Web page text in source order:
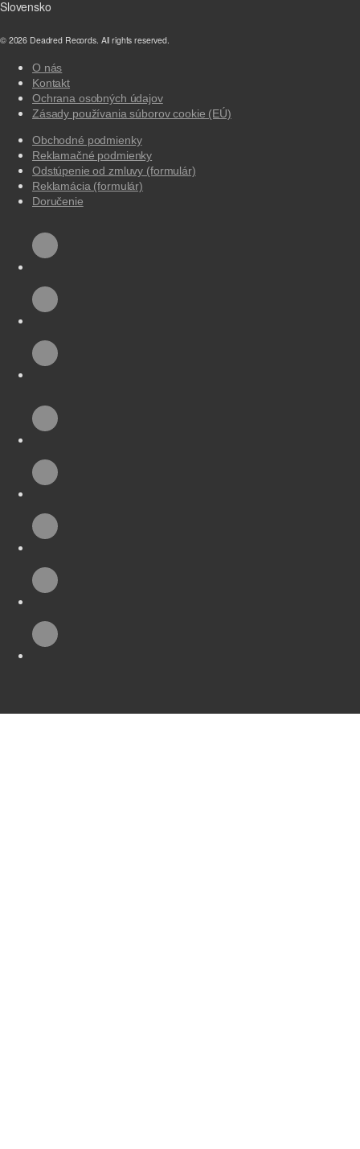
Slovensko
© 2026 Deadred Records. All rights reserved.
O nás
Kontakt
Ochrana osobných údajov
Zásady používania súborov cookie (EÚ)
Obchodné podmienky
Reklamačné podmienky
Odstúpenie od zmluvy (formulár)
Reklamácia (formulár)
Doručenie